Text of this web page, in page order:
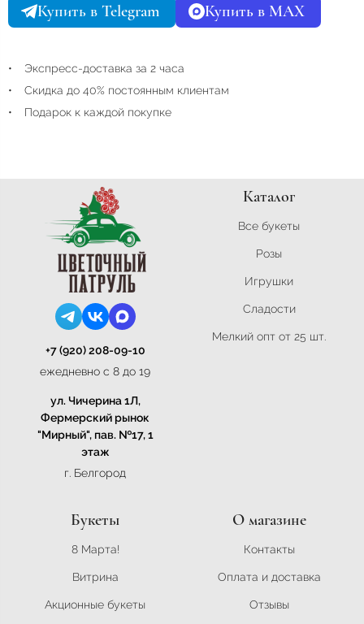
Купить в Telegram Купить в MAX
Экспресс-доставка за 2 часа
Скидка до 40% постоянным клиентам
Подарок к каждой покупке
+7 (920) 208-09-10
ежедневно с 8 до 19
ул. Чичерина 1Л,
Фермерский рынок
"Мирный", пав. №17, 1
этаж
г. Белгород
Каталог
Все букеты
Розы
Игрушки
Сладости
Мелкий опт от 25 шт.
Букеты
8 Марта!
Витрина
Акционные букеты
О магазине
Контакты
Оплата и доставка
Отзывы